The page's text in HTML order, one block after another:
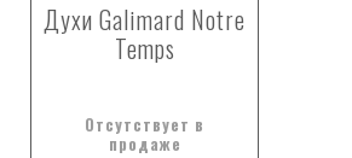
Духи Galimard Notre
Temps
Отсутствует в
продаже